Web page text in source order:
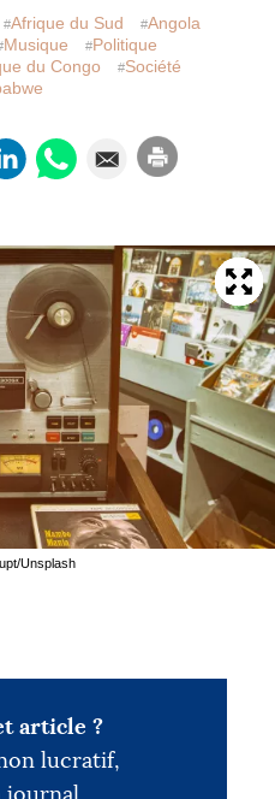
Afrique du Sud
Angola
Musique
Politique
du Congo
Société
Unsplash
article ?
lucratif,